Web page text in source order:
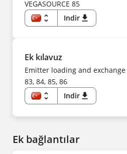
SV
UK
ZH
ES
FI
FR
HU
IT
PL
PT
SV
ZH
VEGASOURCE 85
unfold_more
TR
DA
ES
FI
FR
HU
IT
KK
KO
NL
SV
UK
ZH
Indir download
Ek kılavuz
Emitter loading and exchange
83, 84, 85, 86
unfold_more
TR
ES
FI
Indir download
Ek bağlantılar